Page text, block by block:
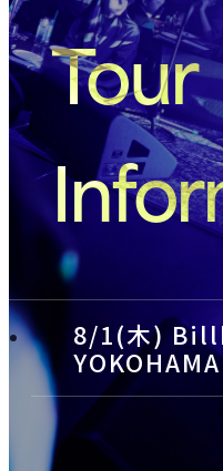
Tour
8/1(木)
YOKOHAMA